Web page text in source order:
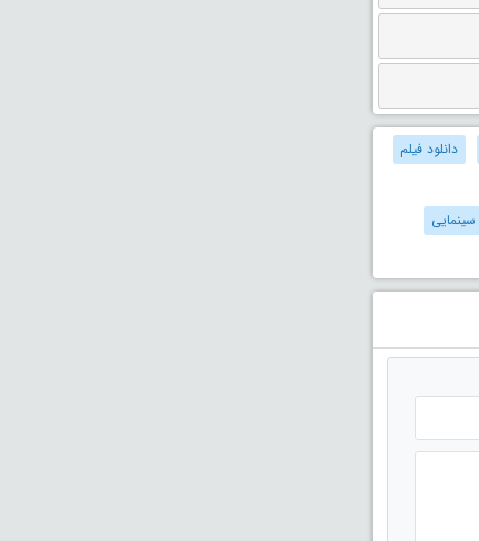
دانلود فیلم
سینمایی